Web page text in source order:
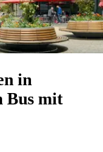
in
Bus mit